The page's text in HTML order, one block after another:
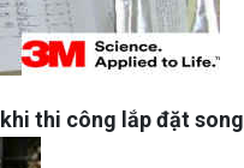
khi thi công lắp đặt song